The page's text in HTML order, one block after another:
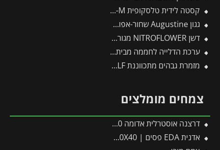
קסטה לידית טלסקופית ZS-M
גגון Augustine שחור-אפור 2.95*0.9 מבית פלרם – Canopia
דשן NITROFLOWER מגורען 750גרם FLOWER
ערכת הדלייה לחממה מבית פלרם – Canopia
מזמרת גבהים מתכווננת RR-VM – WOLF
צמחים מומלצים
דרצנה אוסטרלית אדומה 10 ליטר
אדנית EDA פסים | 100X40X40 ס”מ | לבן